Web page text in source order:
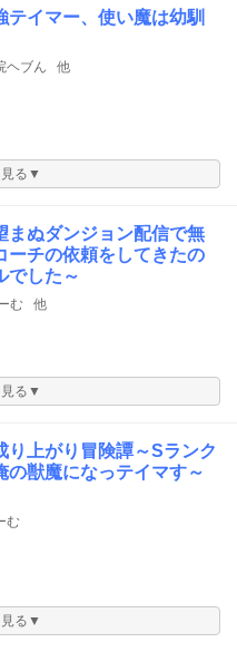
テイマー、使い魔は幼馴
ヘブん 他
見る▼
まぬダンジョン配信で無
ーチの依頼をしてきたの
でした～
む 他
見る▼
り上がり冒険譚～Sランク
の獣魔になっテイマす～
む
見る▼